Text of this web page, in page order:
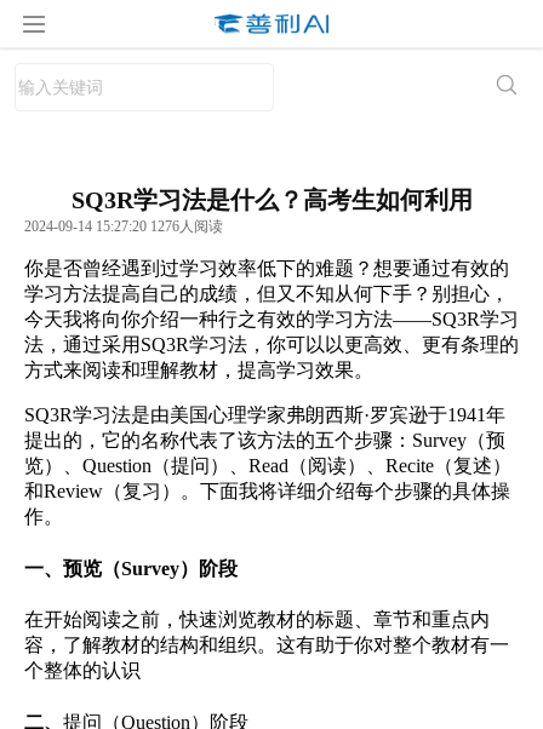
SQ3R学习法是什么？高考生如何利用
2024-09-14 15:27:20 1276人阅读
你是否曾经遇到过学习效率低下的难题？想要通过有效的
学习方法提高自己的成绩，但又不知从何下手？别担心，
今天我将向你介绍一种行之有效的学习方法——SQ3R学习
法，通过采用SQ3R学习法，你可以以更高效、更有条理的
方式来阅读和理解教材，提高学习效果。
SQ3R学习法是由美国心理学家弗朗西斯·罗宾逊于1941年
提出的，它的名称代表了该方法的五个步骤：Survey（预
览）、Question（提问）、Read（阅读）、Recite（复述）
和Review（复习）。下面我将详细介绍每个步骤的具体操
作。
一、预览（Survey）阶段
在开始阅读之前，快速浏览教材的标题、章节和重点内
容，了解教材的结构和组织。这有助于你对整个教材有一
个整体的认识
二、 提问（Question）阶段